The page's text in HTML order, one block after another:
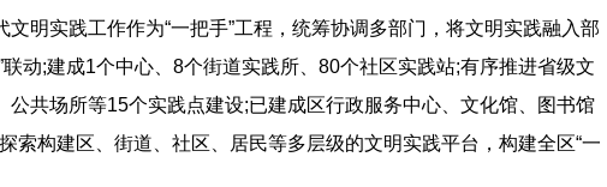
文明实践工作作为“一把手”工程，统筹协调多部门，将文明实践融入部
联动;建成1个中心、8个街道实践所、80个社区实践站;有序推进省级文
公共场所等15个实践点建设;已建成区行政服务中心、文化馆、图书馆
索构建区、街道、社区、居民等多层级的文明实践平台，构建全区“一